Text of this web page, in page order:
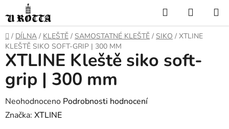
na
obsah
Hledat
KOŠÍK
DOMŮ
/ DÍLNA / KLEŠTĚ / SAMOSTATNÉ KLEŠTĚ / SIKO / XTLINE
KLEŠTĚ SIKO SOFT-GRIP | 300 MM
XTLINE Kleště siko soft-
grip | 300 mm
Průměrné
hodnocení
Neohodnoceno Podrobnosti hodnocení
Značka: XTLINE